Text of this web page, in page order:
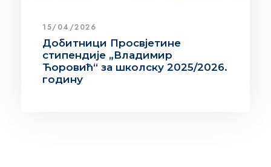
15/04/2026
Добитници Просвјетине
стипендије „Владимир
Ћоровић“ за школску 2025/2026.
годину